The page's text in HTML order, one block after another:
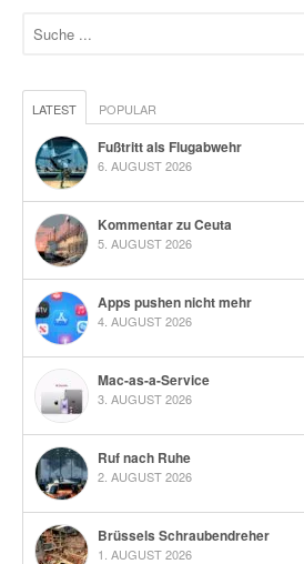
LATEST POPULAR
Fußtritt als Flugabwehr
6. AUGUST 2026
Kommentar zu Ceuta
5. AUGUST 2026
Apps pushen nicht mehr
4. AUGUST 2026
Mac-as-a-Service
3. AUGUST 2026
Ruf nach Ruhe
2. AUGUST 2026
Brüssels Schraubendreher
1. AUGUST 2026